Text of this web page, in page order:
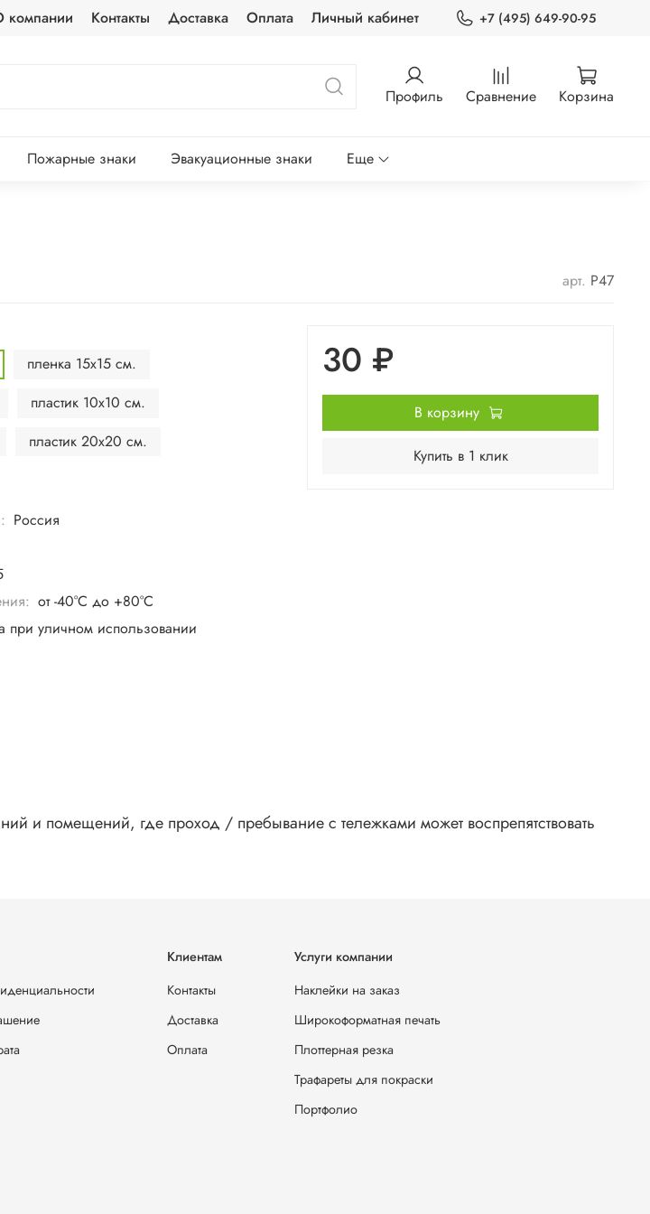
компании Контакты Доставка Оплата Личный кабинет +7 (495) 649-90-95
Профиль Сравнение Корзина
Пожарные знаки Эвакуационные знаки Еще
арт. P47
пленка 15х15 см.
пластик 10х10 см.
пластик 20х20 см.
Россия
от -40°C до +80°C
при уличном использовании
30 ₽
В корзину
Купить в 1 клик
и помещений, где проход / пребывание с тележками может воспрепятствовать
Клиентам
Контакты
Доставка
Оплата
Услуги компании
Наклейки на заказ
Широкоформатная печать
Плоттерная резка
Трафареты для покраски
Портфолио